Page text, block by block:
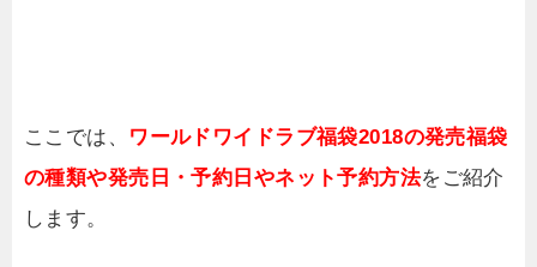
ここでは、 ワールドワイドラブ福袋2018の発売福袋
の種類や発売日・予約日やネット予約方法をご紹介
します。